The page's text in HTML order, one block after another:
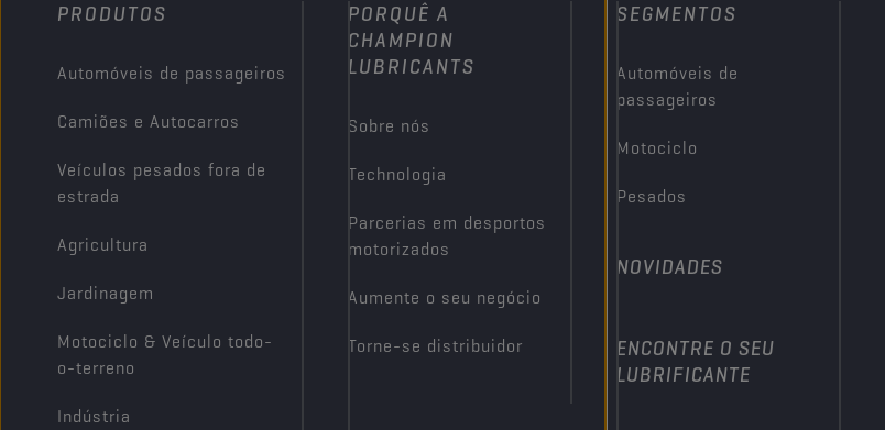
PRODUTOS
Automóveis de passageiros
Camiões e Autocarros
Veículos pesados fora de
estrada
Agricultura
Jardinagem
Motociclo & Veículo todo-
o-terreno
Indústria
PORQUÊ A
CHAMPION
LUBRICANTS
Sobre nós
Technologia
Parcerias em desportos
motorizados
Aumente o seu negócio
Torne-se distribuidor
SEGMENTOS
Automóveis de
passageiros
Motociclo
Pesados
NOVIDADES
ENCONTRE O SEU
LUBRIFICANTE